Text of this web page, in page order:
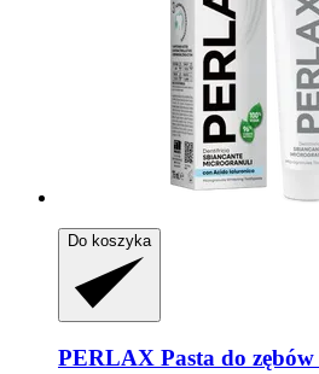
Do koszyka
PERLAX Pasta do